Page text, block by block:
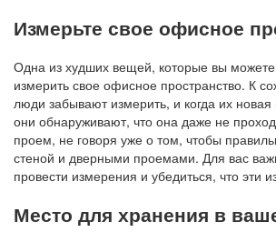
Измерьте свое офисное
Одна из худших вещей, которые вы
измерить свое офисное пространство. К
люди забывают измерить, и когда их
они обнаруживают, что она даже не
проем, не говоря уже о том, чтобы
стеной и дверными проемами. Для вас
провести измерения и убедиться, что эти
Место для хранения в